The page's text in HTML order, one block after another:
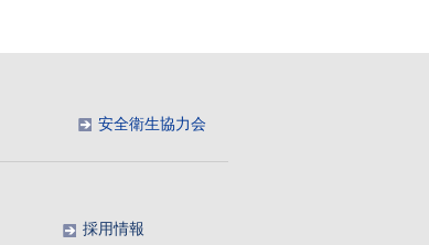
安全衛生協力会
採用情報